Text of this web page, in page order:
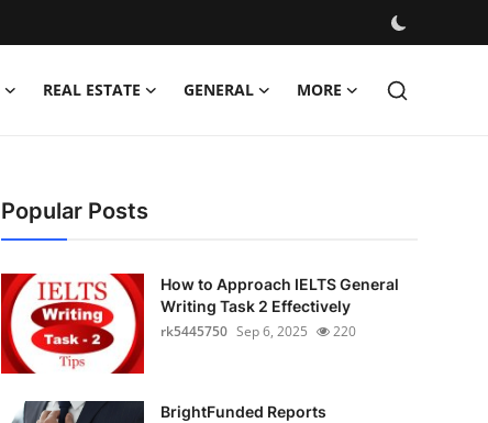
REAL ESTATE GENERAL MORE
Popular Posts
How to Approach IELTS General
Writing Task 2 Effectively
rk5445750 Sep 6, 2025 220
BrightFunded Reports